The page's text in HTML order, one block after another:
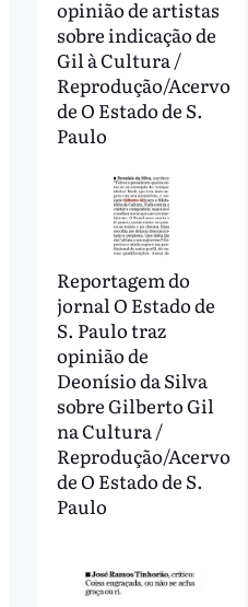
opinião de artistas
sobre indicação de
Gil à Cultura /
Reprodução/Acervo
de O Estado de S.
Paulo
Reportagem do
jornal O Estado de
S. Paulo traz
opinião de
Deonísio da Silva
sobre Gilberto Gil
na Cultura /
Reprodução/Acervo
de O Estado de S.
Paulo